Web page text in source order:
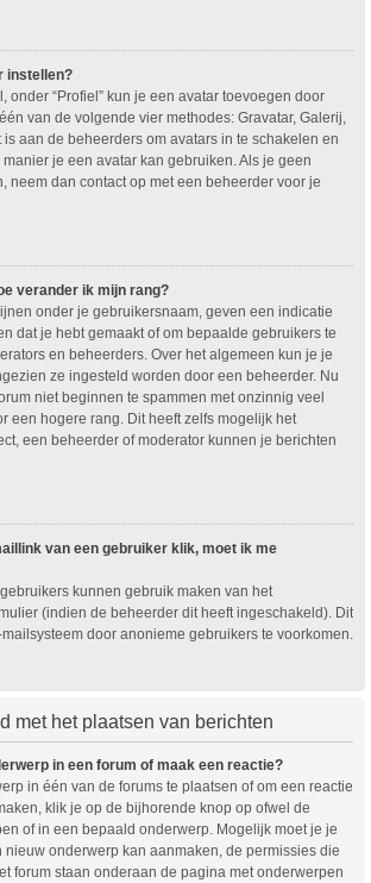
instellen?
onder “Profiel” kun je een avatar toevoegen door
van de volgende vier methodes: Gravatar, Galerij,
aan de beheerders om avatars in te schakelen en
je een avatar kan gebruiken. Als je geen
neem dan contact op met een beheerder voor je
verander ik mijn rang?
onder je gebruikersnaam, geven een indicatie
dat je hebt gemaakt of om bepaalde gebruikers te
en beheerders. Over het algemeen kun je je
ze ingesteld worden door een beheerder. Nu
niet beginnen te spammen met onzinnig veel
een hogere rang. Dit heeft zelfs mogelijk het
een beheerder of moderator kunnen je berichten
van een gebruiker klik, moet ik me
kunnen gebruik maken van het
(indien de beheerder dit heeft ingeschakeld). Dit
door anonieme gebruikers te voorkomen.
met het plaatsen van berichten
in een forum of maak een reactie?
in één van de forums te plaatsen of om een reactie
klik je op de bijhorende knop op ofwel de
of in een bepaald onderwerp. Mogelijk moet je je
nieuw onderwerp kan aanmaken, de permissies die
forum staan onderaan de pagina met onderwerpen